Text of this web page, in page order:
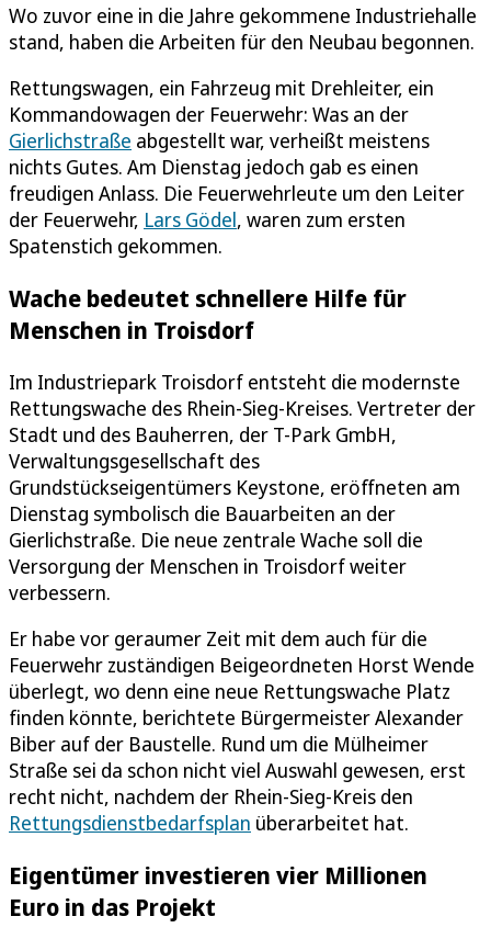
Wo zuvor eine in die Jahre gekommene Industriehalle
stand, haben die Arbeiten für den Neubau begonnen.
Rettungswagen, ein Fahrzeug mit Drehleiter, ein
Kommandowagen der Feuerwehr: Was an der
Gierlichstraße abgestellt war, verheißt meistens
nichts Gutes. Am Dienstag jedoch gab es einen
freudigen Anlass. Die Feuerwehrleute um den Leiter
der Feuerwehr, Lars Gödel, waren zum ersten
Spatenstich gekommen.
Wache bedeutet schnellere Hilfe für
Menschen in Troisdorf
Im Industriepark Troisdorf entsteht die modernste
Rettungswache des Rhein-Sieg-Kreises. Vertreter der
Stadt und des Bauherren, der T-Park GmbH,
Verwaltungsgesellschaft des
Grundstückseigentümers Keystone, eröffneten am
Dienstag symbolisch die Bauarbeiten an der
Gierlichstraße. Die neue zentrale Wache soll die
Versorgung der Menschen in Troisdorf weiter
verbessern.
Er habe vor geraumer Zeit mit dem auch für die
Feuerwehr zuständigen Beigeordneten Horst Wende
überlegt, wo denn eine neue Rettungswache Platz
finden könnte, berichtete Bürgermeister Alexander
Biber auf der Baustelle. Rund um die Mülheimer
Straße sei da schon nicht viel Auswahl gewesen, erst
recht nicht, nachdem der Rhein-Sieg-Kreis den
Rettungsdienstbedarfsplan überarbeitet hat.
Eigentümer investieren vier Millionen
Euro in das Projekt